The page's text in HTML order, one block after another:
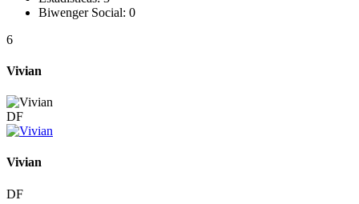
Biwenger Social: 0
6
Vivian
DF
Vivian
DF